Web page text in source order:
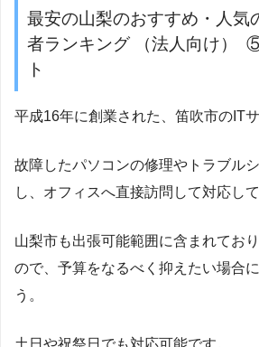
最安の山梨のおすすめ・人気
者ランキング （法人向け）
ト
平成16年に創業された、笛吹市のIT
故障したパソコンの修理やトラブル
し、オフィスへ直接訪問して対応し
山梨市も出張可能範囲に含まれてお
ので、予算をなるべく抑えたい場合
う。